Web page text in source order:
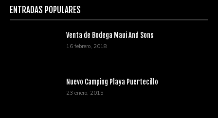
ENTRADAS POPULARES
Venta de Bodega Maui And Sons
16 febrero, 2018
Nuevo Camping Playa Puertecillo
23 enero, 2015